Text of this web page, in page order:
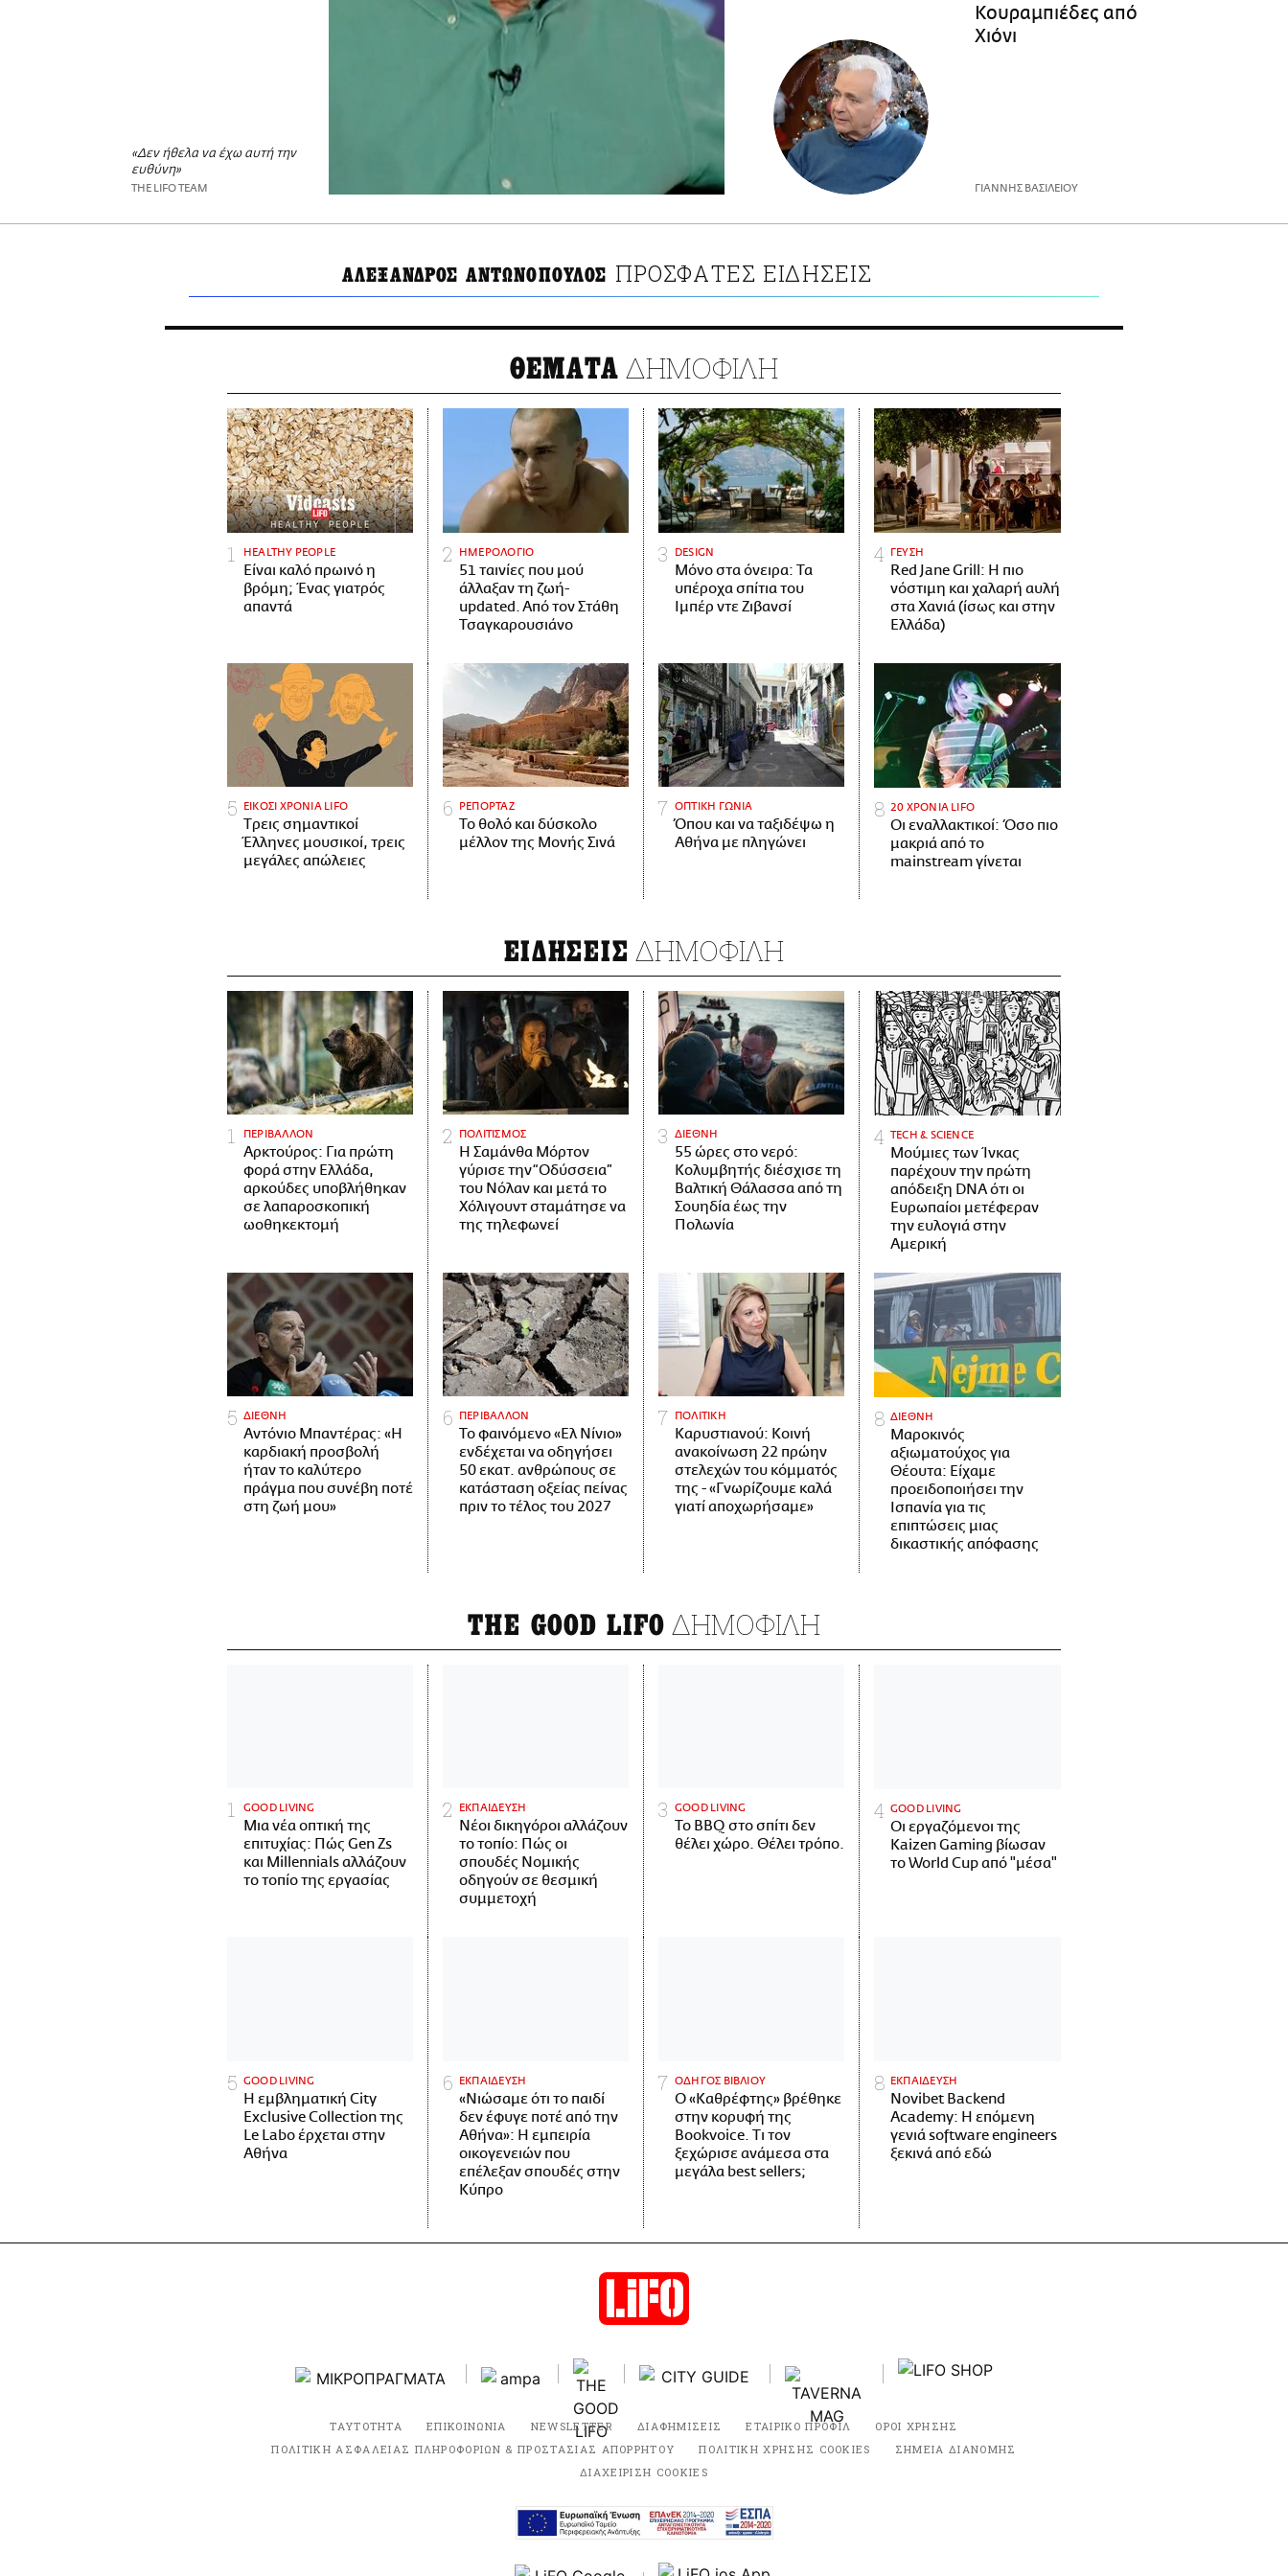
«Δεν ήθελα να έχω αυτή την
ευθύνη»
THE LIFO TEAM
Κουραμπιέδες από
Χιόνι
ΓΙΑΝΝΗΣ ΒΑΣΙΛΕΙΟΥ
ΑΛΕΞΑΝΔΡΟΣ ΑΝΤΩΝΟΠΟΥΛΟΣ ΠΡΟΣΦΑΤΕΣ ΕΙΔΗΣΕΙΣ
ΘΕΜΑΤΑ ΔΗΜΟΦΙΛΗ
HEALTHY PEOPLE
Είναι καλό πρωινό η
βρόμη; Ένας γιατρός
απαντά
ΗΜΕΡΟΛΟΓΙΟ
51 ταινίες που μού
άλλαξαν τη ζωή-
updated. Aπό τον Στάθη
Τσαγκαρουσιάνο
DESIGN
Μόνο στα όνειρα: Τα
υπέροχα σπίτια του
Ιμπέρ ντε Ζιβανσί
ΓΕΥΣΗ
Red Jane Grill: Η πιο
νόστιμη και χαλαρή αυλή
στα Χανιά (ίσως και στην
Ελλάδα)
ΕΙΚΟΣΙ ΧΡΟΝΙΑ LIFO
Tρεις σημαντικοί
Έλληνες μουσικοί, τρεις
μεγάλες απώλειες
ΡΕΠΟΡΤΑΖ
Το θολό και δύσκολο
μέλλον της Μονής Σινά
ΟΠΤΙΚΗ ΓΩΝΙΑ
Όπου και να ταξιδέψω η
Αθήνα με πληγώνει
20 ΧΡΟΝΙΑ LIFO
Οι εναλλακτικοί: Όσο πιο
μακριά από το
mainstream γίνεται
ΕΙΔΗΣΕΙΣ ΔΗΜΟΦΙΛΗ
ΠΕΡΙΒΑΛΛΟΝ
Αρκτούρος: Για πρώτη
φορά στην Ελλάδα,
αρκούδες υποβλήθηκαν
σε λαπαροσκοπική
ωοθηκεκτομή
ΠΟΛΙΤΙΣΜΟΣ
Η Σαμάνθα Μόρτον
γύρισε την “Οδύσσεια”
του Νόλαν και μετά το
Χόλιγουντ σταμάτησε να
της τηλεφωνεί
ΔΙΕΘΝΗ
55 ώρες στο νερό:
Κολυμβητής διέσχισε τη
Βαλτική Θάλασσα από τη
Σουηδία έως την
Πολωνία
ΤECH & SCIENCE
Μούμιες των Ίνκας
παρέχουν την πρώτη
απόδειξη DNA ότι οι
Ευρωπαίοι μετέφεραν
την ευλογιά στην
Αμερική
ΔΙΕΘΝΗ
Αντόνιο Μπαντέρας: «Η
καρδιακή προσβολή
ήταν το καλύτερο
πράγμα που συνέβη ποτέ
στη ζωή μου»
ΠΕΡΙΒΑΛΛΟΝ
Το φαινόμενο «Ελ Νίνιο»
ενδέχεται να οδηγήσει
50 εκατ. ανθρώπους σε
κατάσταση οξείας πείνας
πριν το τέλος του 2027
ΠΟΛΙΤΙΚΗ
Καρυστιανού: Κοινή
ανακοίνωση 22 πρώην
στελεχών του κόμματός
της - «Γνωρίζουμε καλά
γιατί αποχωρήσαμε»
ΔΙΕΘΝΗ
Μαροκινός
αξιωματούχος για
Θέουτα: Είχαμε
προειδοποιήσει την
Ισπανία για τις
επιπτώσεις μιας
δικαστικής απόφασης
THE GOOD LIFO ΔΗΜΟΦΙΛΗ
GOOD LIVING
Μια νέα οπτική της
επιτυχίας: Πώς Gen Zs
και Millennials αλλάζουν
το τοπίο της εργασίας
ΕΚΠΑΙΔΕΥΣΗ
Νέοι δικηγόροι αλλάζουν
το τοπίο: Πώς οι
σπουδές Νομικής
οδηγούν σε θεσμική
συμμετοχή
GOOD LIVING
Το BBQ στο σπίτι δεν
θέλει χώρο. Θέλει τρόπο.
GOOD LIVING
Οι εργαζόμενοι της
Kaizen Gaming βίωσαν
το World Cup από "μέσα"
GOOD LIVING
Η εμβληματική City
Exclusive Collection της
Le Labo έρχεται στην
Αθήνα
ΕΚΠΑΙΔΕΥΣΗ
«Νιώσαμε ότι το παιδί
δεν έφυγε ποτέ από την
Αθήνα»: Η εμπειρία
οικογενειών που
επέλεξαν σπουδές στην
Κύπρο
ΟΔΗΓΟΣ ΒΙΒΛΙΟΥ
Ο «Καθρέφτης» βρέθηκε
στην κορυφή της
Bookvoice. Τι τον
ξεχώρισε ανάμεσα στα
μεγάλα best sellers;
ΕΚΠΑΙΔΕΥΣΗ
Novibet Backend
Academy: Η επόμενη
γενιά software engineers
ξεκινά από εδώ
ΤΑΥΤΟΤΗΤΑ ΕΠΙΚΟΙΝΩΝΙΑ NEWSLETTER ΔΙΑΦΗΜΙΣΕΙΣ ΕΤΑΙΡΙΚΟ ΠΡΟΦΙΛ
ΟΡΟΙ ΧΡΗΣΗΣ
ΠΟΛΙΤΙΚΗ ΑΣΦΑΛΕΙΑΣ ΠΛΗΡΟΦΟΡΙΩΝ & ΠΡΟΣΤΑΣΙΑΣ ΑΠΟΡΡΗΤΟΥ
ΠΟΛΙΤΙΚΗ ΧΡΗΣΗΣ COOKIES
ΣΗΜΕΙΑ ΔΙΑΝΟΜΗΣ
ΔΙΑΧΕΙΡΙΣΗ COOKIES